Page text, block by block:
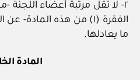
٢- لا تقل مرتبة أعضاء اللجنة
الفقرة (١) من هذه
ما يعادلها.
المادة